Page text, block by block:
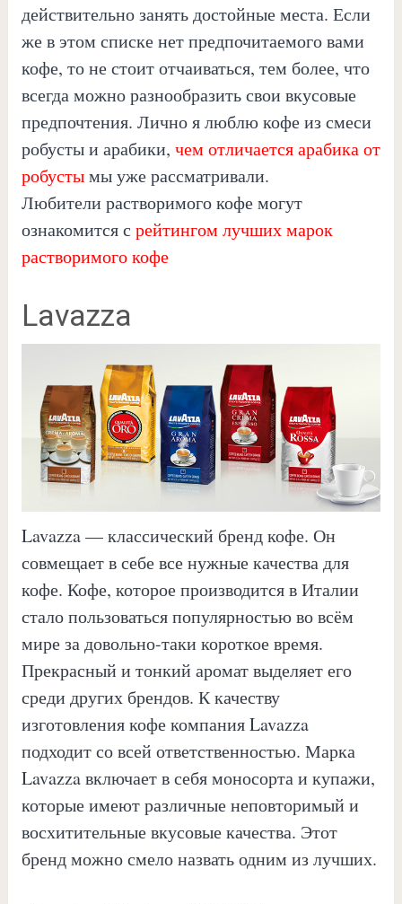
действительно занять достойные места. Если
же в этом списке нет предпочитаемого вами
кофе, то не стоит отчаиваться, тем более, что
всегда можно разнообразить свои вкусовые
предпочтения. Лично я люблю кофе из смеси
робусты и арабики, чем отличается арабика от
робустымы уже рассматривали.
Любители растворимого кофе могут
ознакомится с рейтингом лучших марок
растворимого кофе
Lavazza
Lavazza — классический бренд кофе. Он
совмещает в себе все нужные качества для
кофе. Кофе, которое производится в Италии
стало пользоваться популярностью во всём
мире за довольно-таки короткое время.
Прекрасный и тонкий аромат выделяет его
среди других брендов. К качеству
изготовления кофе компания Lavazza
подходит со всей ответственностью. Марка
Lavazza включает в себя моносорта и купажи,
которые имеют различные неповторимый и
восхитительные вкусовые качества. Этот
бренд можно смело назвать одним из лучших.